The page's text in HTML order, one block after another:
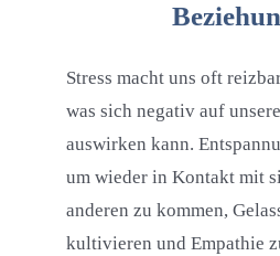
Stress macht uns oft
was sich negativ auf
auswirken kann.
um wieder in Kontakt mit
anderen zu kommen,
kultivieren und Empathie